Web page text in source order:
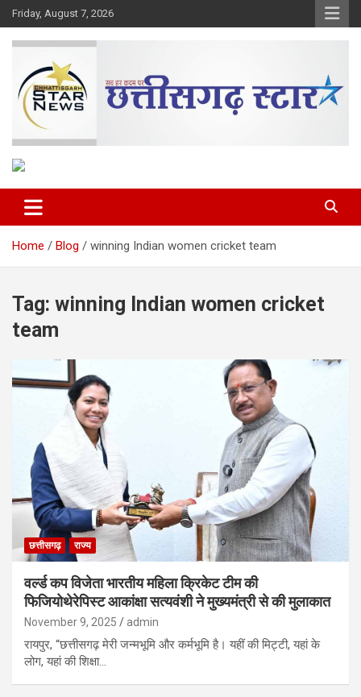
Skip
to
content
Friday, August 7, 2026
Chhattisgarh Star
Home Blog winning Indian women cricket team
Tag: winning Indian women cricket
team
छत्तीसगढ़ राज्य
वर्ल्ड कप विजेता भारतीय महिला क्रिकेट टीम की
फिजियोथेरेपिस्ट आकांक्षा सत्यवंशी ने मुख्यमंत्री से की मुलाकात
November 9, 2025 admin
रायपुर, “छत्तीसगढ़ मेरी जन्मभूमि और कर्मभूमि है। यहीं की मिट्टी, यहां के
लोग, यहां की शिक्षा…